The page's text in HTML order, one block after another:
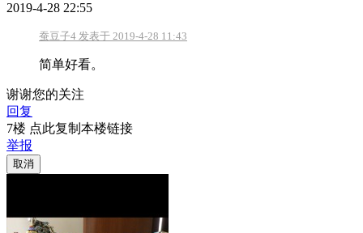
2019-4-28 22:55
蚕豆子4 发表于 2019-4-28 11:43
简单好看。
谢谢您的关注
回复
7楼 点此复制本楼链接
举报
取消